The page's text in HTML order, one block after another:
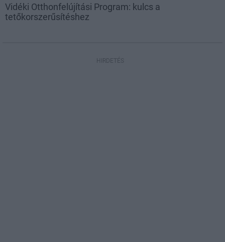
Vidéki Otthonfelújítási Program: kulcs a
tetőkorszerűsítéshez
HIRDETÉS